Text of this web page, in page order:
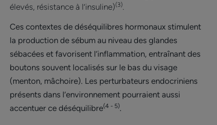
élevés, résistance à l’insuline)(3).
Ces contextes de déséquilibres hormonaux stimulent
la production de sébum au niveau des glandes
sébacées et favorisent l’inflammation, entraînant des
boutons souvent localisés sur le bas du visage
(menton, mâchoire). Les perturbateurs endocriniens
présents dans l’environnement pourraient aussi
accentuer ce déséquilibre(4 - 5).